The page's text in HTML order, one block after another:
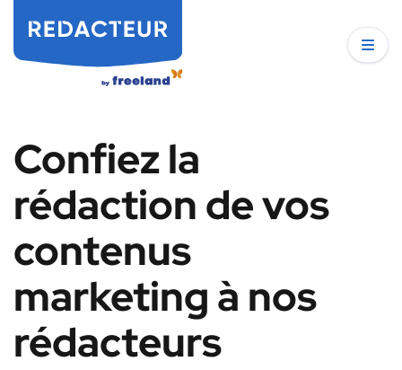
Confiez la
rédaction de vos
contenus
marketing à nos
rédacteurs